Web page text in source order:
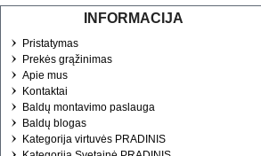
INFORMACIJA
Pristatymas
Prekės grąžinimas
Apie mus
Kontaktai
Baldų montavimo paslauga
Baldų blogas
Kategorija virtuvės PRADINIS